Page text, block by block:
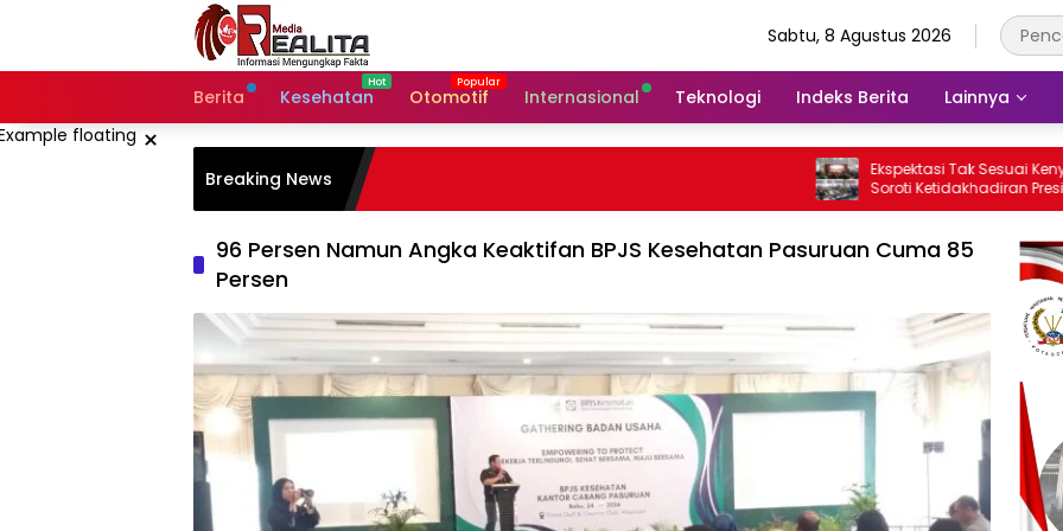
Sabtu, 8 Agustus 2026
Berita Kesehatan Otomotif Internasional Teknologi Indeks Berita Lainnya
×
Breaking News
Ekspektasi Tak Sesuai Kenyataan, Peserta
Soroti Ketidakhadiran Presiden di
Kongres Kebudayaan Nusantara
96 Persen Namun Angka Keaktifan BPJS Kesehatan Pasuruan Cuma 85
Persen